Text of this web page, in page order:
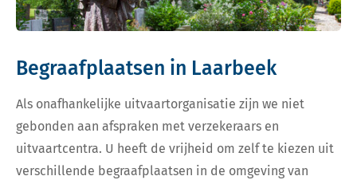
Begraafplaatsen in Laarbeek
Als onafhankelijke uitvaartorganisatie zijn we niet
gebonden aan afspraken met verzekeraars en
uitvaartcentra. U heeft de vrijheid om zelf te kiezen uit
verschillende begraafplaatsen in de omgeving van